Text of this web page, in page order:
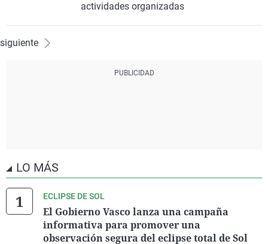
actividades organizadas
siguiente
LO MÁS
ECLIPSE DE SOL
El Gobierno Vasco lanza una campaña
informativa para promover una
observación segura del eclipse total de Sol